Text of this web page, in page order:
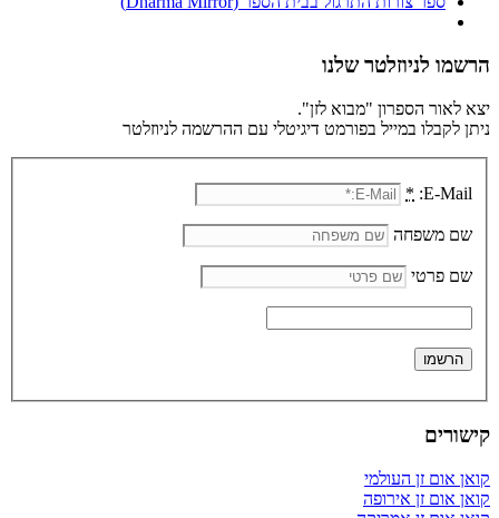
הרשמו לניוזלטר שלנו
יצא לאור הספרון "מבוא לזן".
ניתן לקבלו במייל בפורמט דיגיטלי עם ההרשמה לניוזלטר
E-Mail:
*
שם משפחה
שם פרטי
קישורים
קואן אום זן העולמי
קואן אום זן אירופה